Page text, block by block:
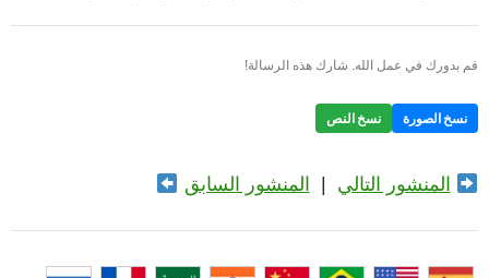
قم بدورك في عمل الله. شارك هذه الرسالة!
نسخ الصورة نسخ النص
المنشور التالي المنشور السابق